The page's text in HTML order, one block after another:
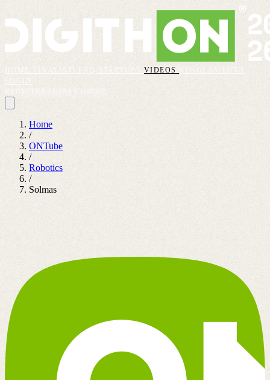
VIDEOS
REGOLAMENTO
Home
/
ONTube
/
Robotics
/
Solmas